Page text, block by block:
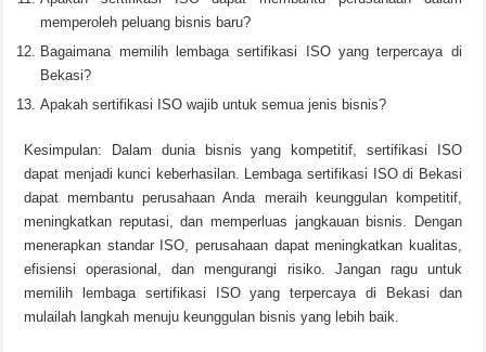
memperoleh peluang bisnis baru?
Bagaimana memilih lembaga sertifikasi ISO yang terpercaya di
Bekasi?
Apakah sertifikasi ISO wajib untuk semua jenis bisnis?
Kesimpulan: Dalam dunia bisnis yang kompetitif, sertifikasi ISO
dapat menjadi kunci keberhasilan. Lembaga sertifikasi ISO di Bekasi
dapat membantu perusahaan Anda meraih keunggulan kompetitif,
meningkatkan reputasi, dan memperluas jangkauan bisnis. Dengan
menerapkan standar ISO, perusahaan dapat meningkatkan kualitas,
efisiensi operasional, dan mengurangi risiko. Jangan ragu untuk
memilih lembaga sertifikasi ISO yang terpercaya di Bekasi dan
mulailah langkah menuju keunggulan bisnis yang lebih baik.